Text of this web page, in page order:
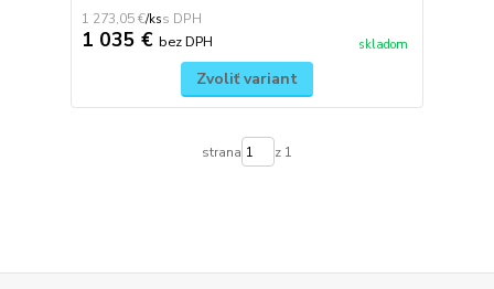
1 273,05 €/ks
1 035 € bez DPH skladom
Zvoliť variant
strana z 1